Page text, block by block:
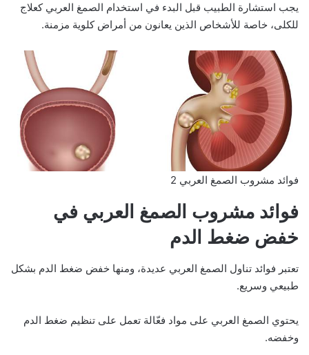
يجب استشارة الطبيب قبل البدء في استخدام الصمغ العربي كعلاج
للكلى، خاصة للأشخاص الذين يعانون من أمراض كلوية مزمنة.
فوائد مشروب الصمغ العربي 2
فوائد مشروب الصمغ العربي في
خفض ضغط الدم
تعتبر فوائد تناول الصمغ العربي عديدة، ومنها خفض ضغط الدم بشكل
طبيعي وسريع.
يحتوي الصمغ العربي على مواد فعّالة تعمل على تنظيم ضغط الدم
وخفضه.